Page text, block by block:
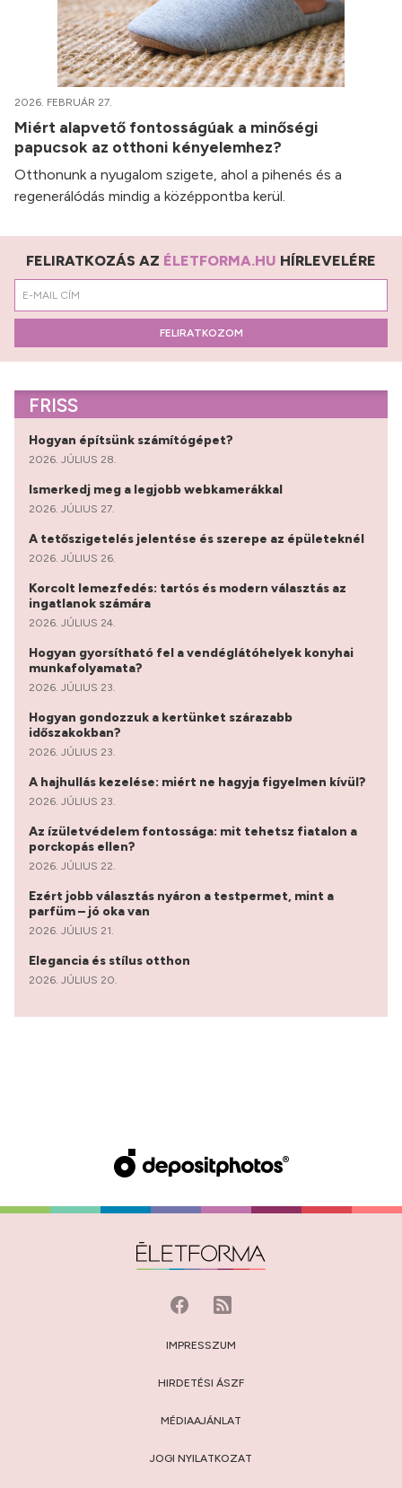
2026. FEBRUÁR 27.
Miért alapvető fontosságúak a minőségi
papucsok az otthoni kényelemhez?
Otthonunk a nyugalom szigete, ahol a pihenés és a
regenerálódás mindig a középpontba kerül.
FELIRATKOZÁS AZ ÉLETFORMA.HU HÍRLEVELÉRE
FELIRATKOZOM
FRISS
Hogyan építsünk számítógépet?
2026. JÚLIUS 28.
Ismerkedj meg a legjobb webkamerákkal
2026. JÚLIUS 27.
A tetőszigetelés jelentése és szerepe az épületeknél
2026. JÚLIUS 26.
Korcolt lemezfedés: tartós és modern választás az
ingatlanok számára
2026. JÚLIUS 24.
Hogyan gyorsítható fel a vendéglátóhelyek konyhai
munkafolyamata?
2026. JÚLIUS 23.
Hogyan gondozzuk a kertünket szárazabb
időszakokban?
2026. JÚLIUS 23.
A hajhullás kezelése: miért ne hagyja figyelmen kívül?
2026. JÚLIUS 23.
Az ízületvédelem fontossága: mit tehetsz fiatalon a
porckopás ellen?
2026. JÚLIUS 22.
Ezért jobb választás nyáron a testpermet, mint a
parfüm – jó oka van
2026. JÚLIUS 21.
Elegancia és stílus otthon
2026. JÚLIUS 20.
IMPRESSZUM
HIRDETÉSI ÁSZF
MÉDIAAJÁNLAT
JOGI NYILATKOZAT